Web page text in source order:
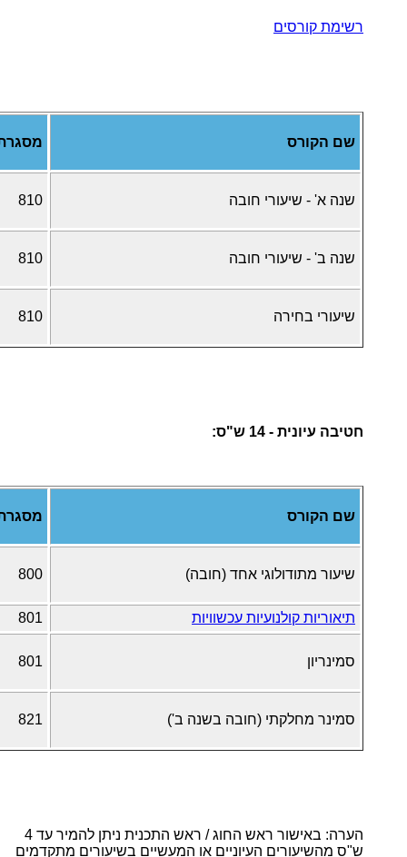
רשימת קורסים
שם הקורס
שנה א' - שיעורי חובה 810
שנה ב' - שיעורי חובה 810
שיעורי בחירה 810
חטיבה עיונית - 14 ש"ס:
שם הקורס
שיעור מתודולוגי אחד (חובה) 800
תיאוריות קולנועיות עכשוויות 801
סמינריון 801
סמינר מחלקתי (חובה בשנה ב') 821
הערה: באישור ראש החוג / ראש התכנית ניתן להמיר עד 4
ש"ס מהשיעורים העיוניים או המעשיים בשיעורים מתקדמים